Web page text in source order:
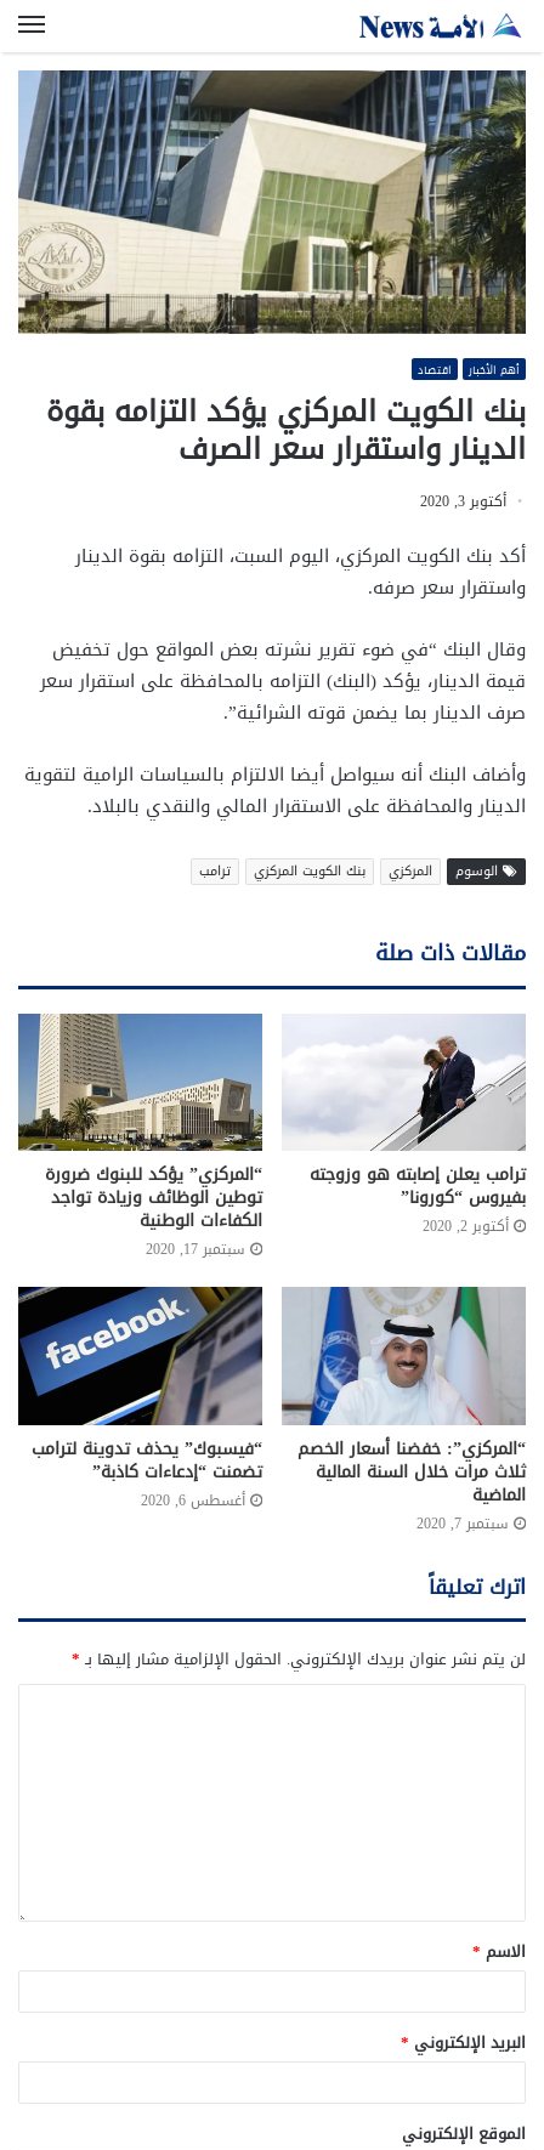
أهم الأخبار اقتصاد
بنك الكويت المركزي يؤكد التزامه بقوة
الدينار واستقرار سعر الصرف
أكتوبر 3, 2020
أكد بنك الكويت المركزي، اليوم السبت، التزامه بقوة الدينار
واستقرار سعر صرفه.
وقال البنك “في ضوء تقرير نشرته بعض المواقع حول تخفيض
قيمة الدينار، يؤكد (البنك) التزامه بالمحافظة على استقرار سعر
صرف الدينار بما يضمن قوته الشرائية”.
وأضاف البنك أنه سيواصل أيضا الالتزام بالسياسات الرامية لتقوية
الدينار والمحافظة على الاستقرار المالي والنقدي بالبلاد.
الوسوم المركزي بنك الكويت المركزي ترامب
مقالات ذات صلة
ترامب يعلن إصابته هو وزوجته
بفيروس “كورونا”
أكتوبر 2, 2020
“المركزي” يؤكد للبنوك ضرورة
توطين الوظائف وزيادة تواجد
الكفاءات الوطنية
سبتمبر 17, 2020
“المركزي”: خفضنا أسعار الخصم
ثلاث مرات خلال السنة المالية
الماضية
سبتمبر 7, 2020
“فيسبوك” يحذف تدوينة لترامب
تضمنت “إدعاءات كاذبة”
أغسطس 6, 2020
اترك تعليقاً
لن يتم نشر عنوان بريدك الإلكتروني. الحقول الإلزامية مشار إليها بـ*
الاسم *
البريد الإلكتروني *
الموقع الإلكتروني